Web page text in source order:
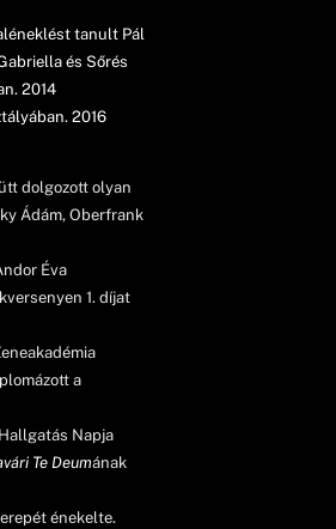
tanult Pál
és Sőrés
2014
2016
dolgozott olyan
Ádám, Oberfrank
Éva
1. díjat
a
Napja
Te Deumának
énekelte.